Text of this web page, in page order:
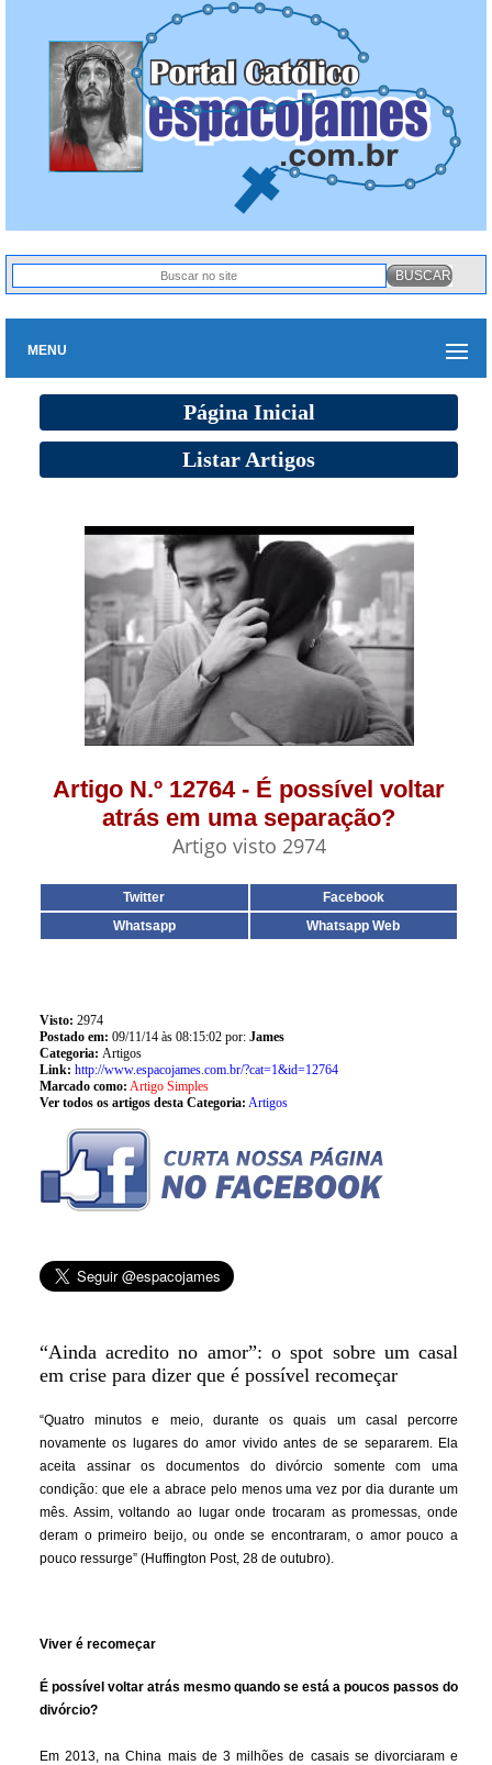
MENU
Página Inicial
Listar Artigos
Artigo N.º 12764 - É possível voltar
atrás em uma separação?
Artigo visto 2974
Twitter
Facebook
Whatsapp
Whatsapp Web
Visto: 2974
Postado em: 09/11/14 às 08:15:02 por: James
Categoria: Artigos
Link: http://www.espacojames.com.br/?cat=1&id=12764
Marcado como: Artigo Simples
Ver todos os artigos desta Categoria: Artigos
“Ainda acredito no amor”: o spot sobre um casal
em crise para dizer que é possível recomeçar
“Quatro minutos e meio, durante os quais um casal percorre
novamente os lugares do amor vivido antes de se separarem. Ela
aceita assinar os documentos do divórcio somente com uma
condição: que ele a abrace pelo menos uma vez por dia durante um
mês. Assim, voltando ao lugar onde trocaram as promessas, onde
deram o primeiro beijo, ou onde se encontraram, o amor pouco a
pouco ressurge” (Huffington Post, 28 de outubro).
Viver é recomeçar
É possível voltar atrás mesmo quando se está a poucos passos do
divórcio?
Em 2013, na China mais de 3 milhões de casais se divorciaram e